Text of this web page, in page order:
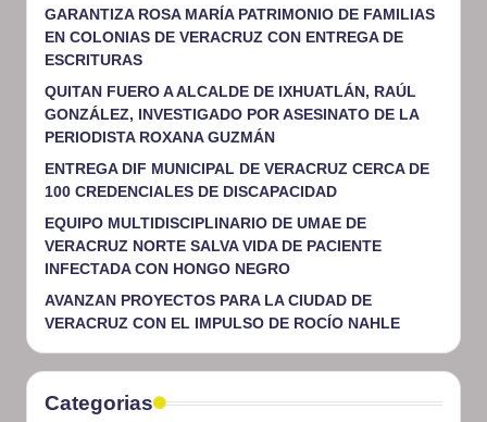
GARANTIZA ROSA MARÍA PATRIMONIO DE FAMILIAS
EN COLONIAS DE VERACRUZ CON ENTREGA DE
ESCRITURAS
QUITAN FUERO A ALCALDE DE IXHUATLÁN, RAÚL
GONZÁLEZ, INVESTIGADO POR ASESINATO DE LA
PERIODISTA ROXANA GUZMÁN
ENTREGA DIF MUNICIPAL DE VERACRUZ CERCA DE
100 CREDENCIALES DE DISCAPACIDAD
EQUIPO MULTIDISCIPLINARIO DE UMAE DE
VERACRUZ NORTE SALVA VIDA DE PACIENTE
INFECTADA CON HONGO NEGRO
AVANZAN PROYECTOS PARA LA CIUDAD DE
VERACRUZ CON EL IMPULSO DE ROCÍO NAHLE
Categorias